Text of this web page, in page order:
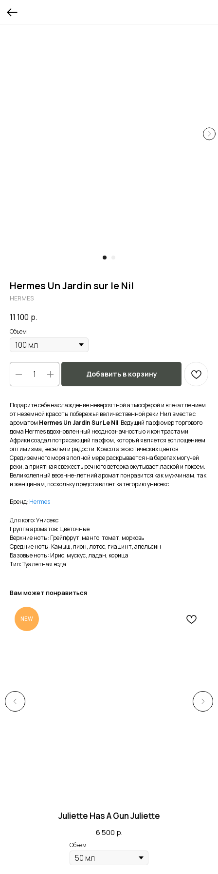
Hermes Un Jardin sur le Nil
HERMES
11 100 р.
Объем
Добавить в корзину
Подарите себе наслаждение невероятной атмосферой и впечатлением
от неземной красоты побережья величественной реки Нил вместе с
ароматом Hermes Un Jardin Sur Le Nil. Ведущий парфюмер торгового
дома Hermes вдохновленный неоднозначностью и контрастами
Африки создал потрясающий парфюм, который является воплощением
оптимизма, веселья и радости. Красота экзотических цветов
Средиземного моря в полной мере раскрывается на берегах могучей
реки, а приятная свежесть речного ветерка окутывает лаской и покоем.
Великолепный весенне-летний аромат понравится как мужчинам, так
и женщинам, поскольку представляет категорию унисекс.
Бренд: Hermes
Для кого: Унисекс
Группа ароматов: Цветочные
Верхние ноты: Грейпфрут, манго, томат, морковь
Средние ноты: Камыш, пион, лотос, гиацинт, апельсин
Базовые ноты: Ирис, мускус, ладан, корица
Тип: Туалетная вода
Вам может понравиться
NEW
Juliette Has A Gun Juliette
6 500 р.
Объем